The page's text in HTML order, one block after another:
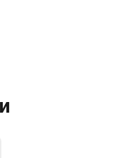
Салон вы
в хорошем HD